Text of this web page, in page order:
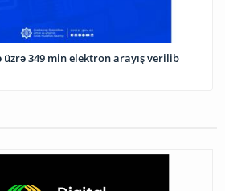
349 min elektron arayış verilib